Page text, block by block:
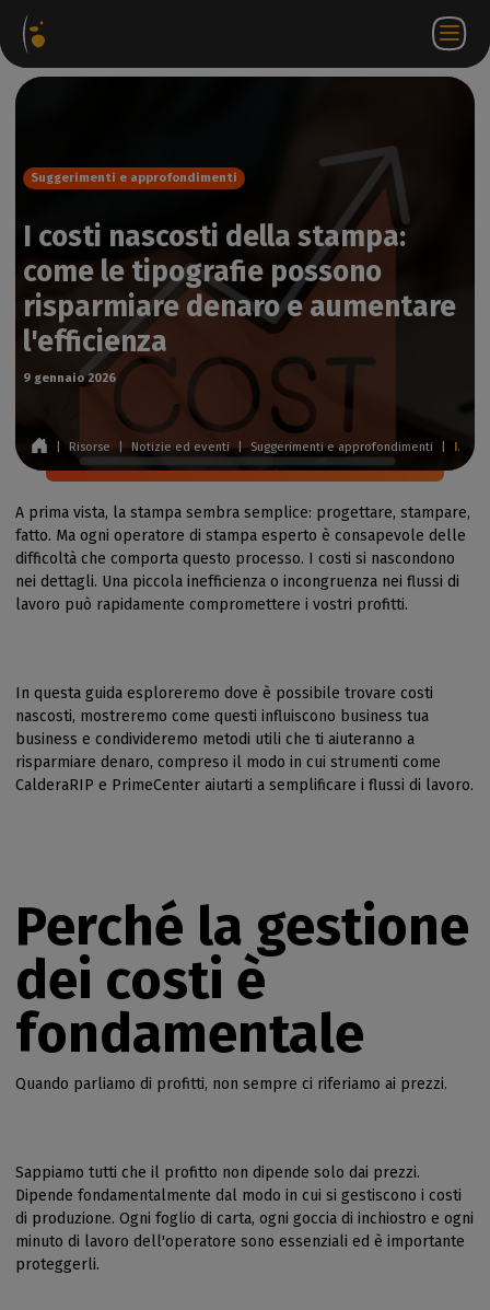
IT
Suggerimenti e approfondimenti
I costi nascosti della stampa:
come le tipografie possono
risparmiare denaro e aumentare
l'efficienza
9 gennaio 2026
Risorse Notizie ed eventi | Suggerimenti e approfondimenti I costi nascosti della stampa: come le tipografie possono risparmiare denaro e aumentare l'efficienza
A prima vista, la stampa sembra semplice: progettare, stampare,
fatto. Ma ogni operatore di stampa esperto è consapevole delle
difficoltà che comporta questo processo. I costi si nascondono
nei dettagli. Una piccola inefficienza o incongruenza nei flussi di
lavoro può rapidamente compromettere i vostri profitti.
In questa guida esploreremo dove è possibile trovare costi
nascosti, mostreremo come questi influiscono business tua
business e condivideremo metodi utili che ti aiuteranno a
risparmiare denaro, compreso il modo in cui strumenti come
CalderaRIP e PrimeCenter aiutarti a semplificare i flussi di lavoro.
Perché la gestione
dei costi è
fondamentale
Quando parliamo di profitti, non sempre ci riferiamo ai prezzi.
Sappiamo tutti che il profitto non dipende solo dai prezzi.
Dipende fondamentalmente dal modo in cui si gestiscono i costi
di produzione. Ogni foglio di carta, ogni goccia di inchiostro e ogni
minuto di lavoro dell'operatore sono essenziali ed è importante
proteggerli.